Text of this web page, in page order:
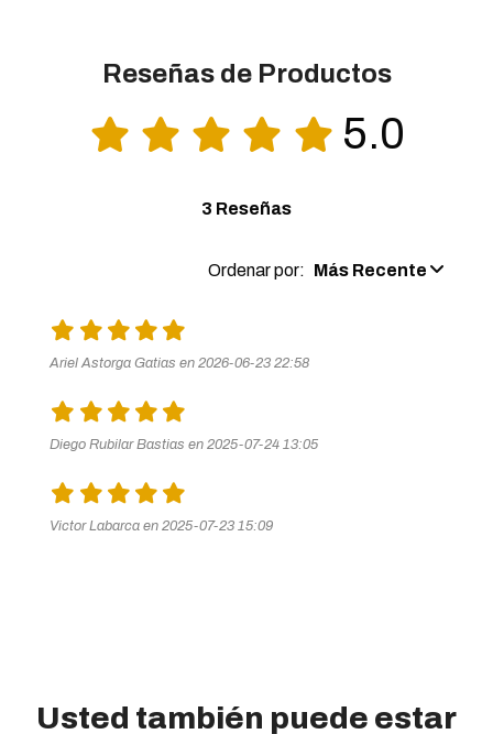
Reseñas de Productos
5.0
3 Reseñas
Ordenar por: Más Recente
Ariel Astorga Gatias en 2026-06-23 22:58
Diego Rubilar Bastias en 2025-07-24 13:05
Victor Labarca en 2025-07-23 15:09
Usted también puede estar